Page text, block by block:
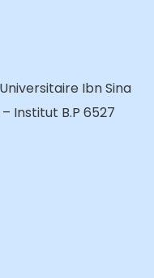
Ibn Sina
Institut B.P 6527